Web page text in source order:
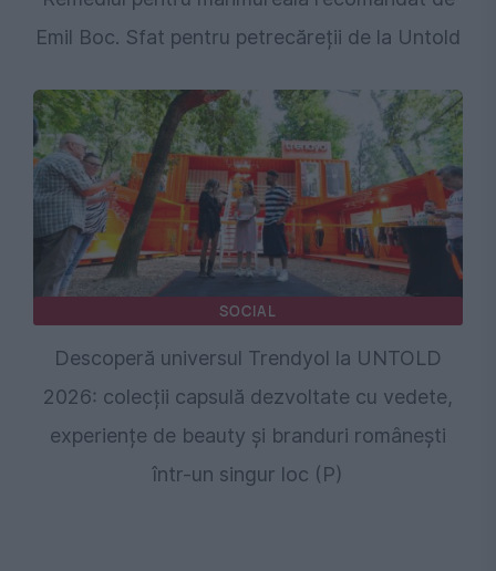
Emil Boc. Sfat pentru petrecăreții de la Untold
SOCIAL
Descoperă universul Trendyol la UNTOLD
2026: colecții capsulă dezvoltate cu vedete,
experiențe de beauty și branduri românești
într-un singur loc (P)